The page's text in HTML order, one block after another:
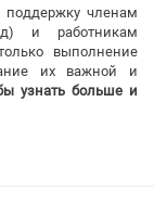
членам
и работникам
выполнение
их важной и
узнать больше и